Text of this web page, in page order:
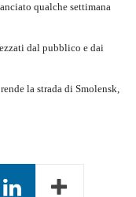
qualche settimana
dal pubblico e dai
la strada di Smolensk,